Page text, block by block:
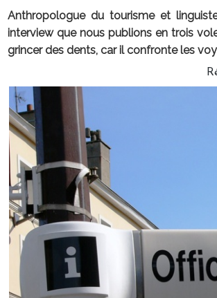
Anthropologue du tourisme et
interview que nous publions en trois
grincer des dents, car il confronte les